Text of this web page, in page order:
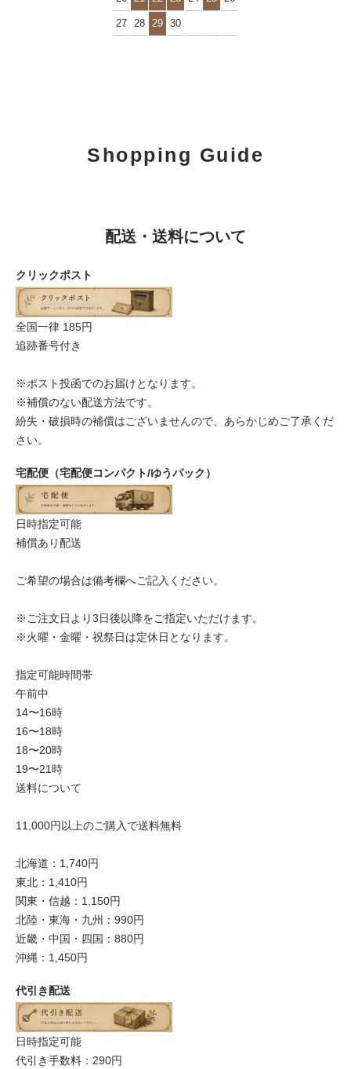
27 28 29 30
Shopping Guide
配送・送料について
クリックポスト
全国一律 185円
追跡番号付き
※ポスト投函でのお届けとなります。
※補償のない配送方法です。
紛失・破損時の補償はございませんので、あらかじめご了承くだ
さい。
宅配便（宅配便コンパクト/ゆうパック）
日時指定可能
補償あり配送
ご希望の場合は備考欄へご記入ください。
※ご注文日より3日後以降をご指定いただけます。
※火曜・金曜・祝祭日は定休日となります。
指定可能時間帯
午前中
14〜16時
16〜18時
18〜20時
19〜21時
送料について
11,000円以上のご購入で送料無料
北海道：1,740円
東北：1,410円
関東・信越：1,150円
北陸・東海・九州：990円
近畿・中国・四国：880円
沖縄：1,450円
代引き配送
日時指定可能
代引き手数料：290円